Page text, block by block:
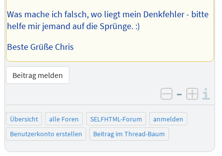
Was mache ich falsch, wo liegt mein Denkfehler - bitte
helfe mir jemand auf die Sprünge. :)
Beste Grüße Chris
Beitrag melden
negativ
–
Übersicht alle Foren SELFHTML-Forum
anmelden
Benutzerkonto erstellen
Beitrag im Thread-Baum